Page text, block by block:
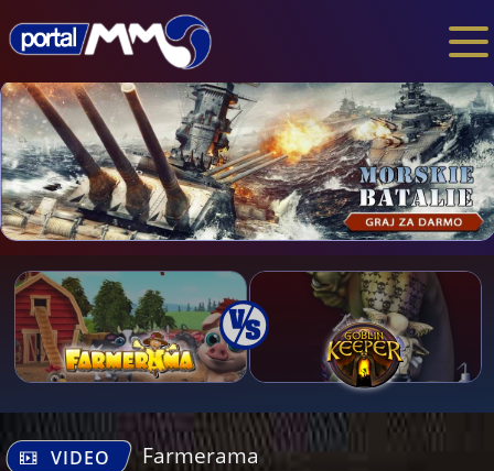
VIDEO Farmerama